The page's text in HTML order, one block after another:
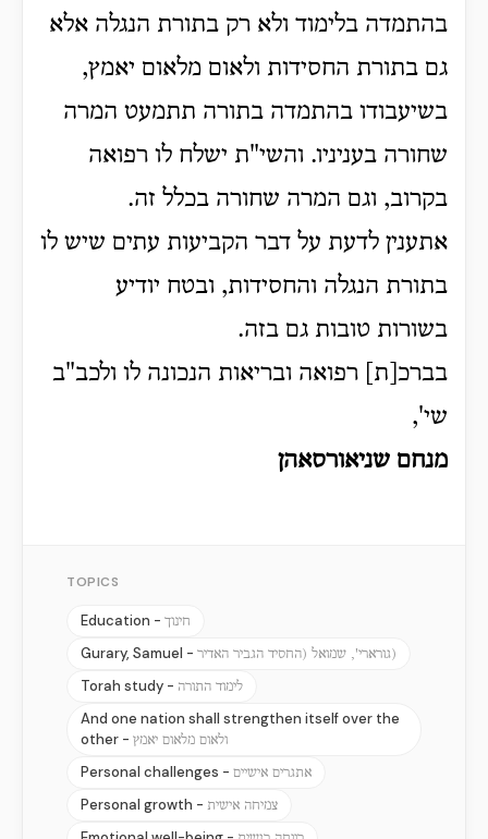
בהתמדה בלימוד ולא רק בתורת הנגלה אלא
גם בתורת החסידות ולאום מלאום יאמץ,
בשיעבודו בהתמדה בתורה תתמעט המרה
שחורה בעניניו. והשי"ת ישלח לו רפואה
בקרוב, וגם המרה שחורה בכלל זה.
אתענין לדעת על דבר הקביעות עתים שיש לו
בתורת הנגלה והחסידות, ובטח יודיע
בשורות טובות גם בזה.
בברכ[ת] רפואה ובריאות הנכונה לו ולכב"ב
שי',
מנחם שניאורסאהן
TOPICS
Education - חינוך
Gurary, Samuel - (גורארי', שמואל (החסיד הגביר האדיר
Torah study - לימוד התורה
And one nation shall strengthen itself over the
other - ולאום מלאום יאמץ
Personal challenges - אתגרים אישיים
Personal growth - צמיחה אישית